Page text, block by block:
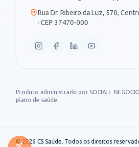
Rua Dr. Ribeiro da Luz, 570,
· CEP 37470-000
Produto administrado por SOCIALL
plano de saúde.
© 2026 CS Saúde. Todos os direitos